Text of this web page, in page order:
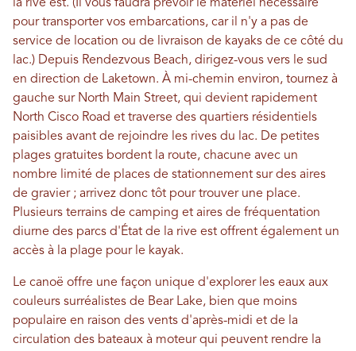
la rive est. (Il vous faudra prévoir le matériel nécessaire
pour transporter vos embarcations, car il n'y a pas de
service de location ou de livraison de kayaks de ce côté du
lac.) Depuis Rendezvous Beach, dirigez-vous vers le sud
en direction de Laketown. À mi-chemin environ, tournez à
gauche sur North Main Street, qui devient rapidement
North Cisco Road et traverse des quartiers résidentiels
paisibles avant de rejoindre les rives du lac. De petites
plages gratuites bordent la route, chacune avec un
nombre limité de places de stationnement sur des aires
de gravier ; arrivez donc tôt pour trouver une place.
Plusieurs terrains de camping et aires de fréquentation
diurne des parcs d'État de la rive est offrent également un
accès à la plage pour le kayak.
Le canoë offre une façon unique d'explorer les eaux aux
couleurs surréalistes de Bear Lake, bien que moins
populaire en raison des vents d'après-midi et de la
circulation des bateaux à moteur qui peuvent rendre la